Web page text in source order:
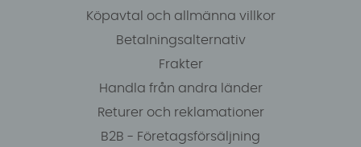
Köpavtal och allmänna villkor
Betalningsalternativ
Frakter
Handla från andra länder
Returer och reklamationer
B2B - Företagsförsäljning